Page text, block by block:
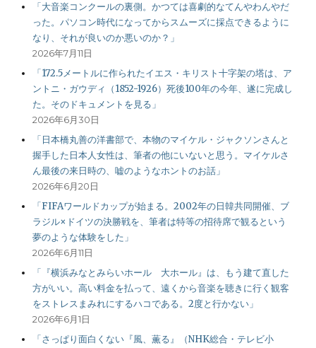
「大音楽コンクールの裏側。かつては喜劇的なてんやわんやだ
った。パソコン時代になってからスムーズに採点できるように
なり、それが良いのか悪いのか？」
2026年7月11日
「172.5メートルに作られたイエス・キリスト十字架の塔は、ア
ントニ・ガウディ（1852-1926）死後100年の今年、遂に完成し
た。そのドキュメントを見る」
2026年6月30日
「日本橋丸善の洋書部で、本物のマイケル・ジャクソンさんと
握手した日本人女性は、筆者の他にいないと思う。マイケルさ
ん最後の来日時の、嘘のようなホントのお話」
2026年6月20日
「FIFAワールドカップが始まる。2002年の日韓共同開催、ブ
ラジル×ドイツの決勝戦を、筆者は特等の招待席で観るという
夢のような体験をした」
2026年6月11日
「『横浜みなとみらいホール 大ホール』は、もう建て直した
方がいい。高い料金を払って、遠くから音楽を聴きに行く観客
をストレスまみれにするハコである。2度と行かない」
2026年6月1日
「さっぱり面白くない『風、薫る』（NHK総合・テレビ小